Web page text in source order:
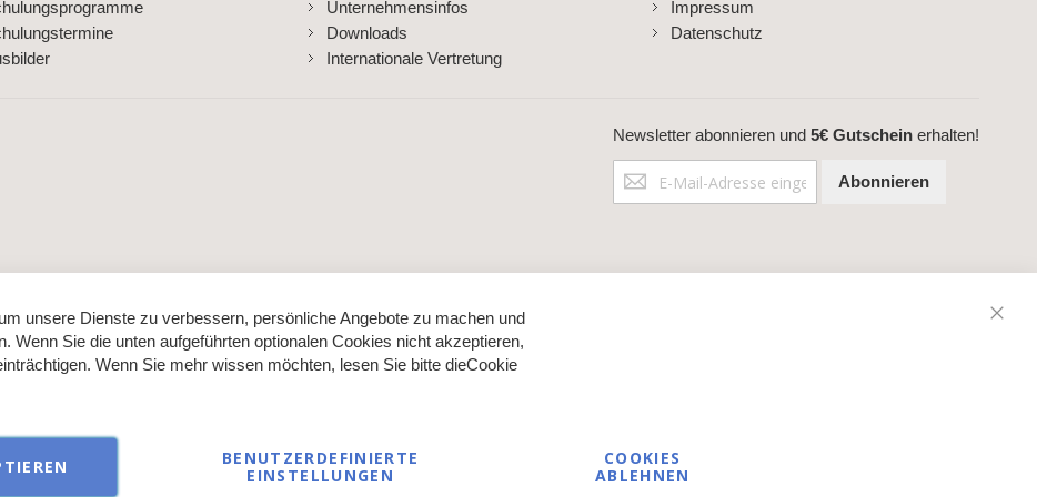
Unternehmensinfos
Downloads
Internationale Vertretung
Impressum
Datenschutz
Newsletter abonnieren und5€ Gutschein erhalten!
Anmeldung
zum
Abonnieren
unsere Dienste zu verbessern, persönliche Angebote zu machen und
Wenn Sie die unten aufgeführten optionalen Cookies nicht akzeptieren,
Wenn Sie mehr wissen möchten, lesen Sie bitte dieCookie
BENUTZERDEFINIERTE
EINSTELLUNGEN
COOKIES
ABLEHNEN